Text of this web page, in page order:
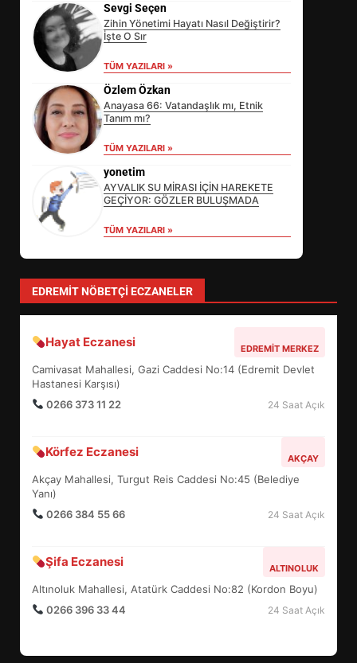
Sevgi Seçen
Zihin Yönetimi Hayatı Nasıl Değiştirir?
İşte O Sır
TÜM YAZILARI »
Özlem Özkan
Anayasa 66: Vatandaşlık mı, Etnik
Tanım mı?
TÜM YAZILARI »
yonetim
AYVALIK SU MİRASI İÇİN HAREKETE
GEÇİYOR: GÖZLER BULUŞMADA
TÜM YAZILARI »
EDREMIT NÖBETÇI ECZANELER
Hayat Eczanesi EDREMIT MERKEZ
Camivasat Mahallesi, Gazi Caddesi No:14 (Edremit Devlet
Hastanesi Karşısı)
0266 373 11 22
24 Saat Açık
Körfez Eczanesi AKÇAY
Akçay Mahallesi, Turgut Reis Caddesi No:45 (Belediye
Yanı)
0266 384 55 66
24 Saat Açık
Şifa Eczanesi ALTINOLUK
Altınoluk Mahallesi, Atatürk Caddesi No:82 (Kordon Boyu)
0266 396 33 44
24 Saat Açık
SÜRDÜRÜLEBİLİRLİKTE NE
DEĞİŞECEK?
4
FİNALİNDE NE BAŞARDI?
5
BALIKESİR MÜZELERİNDE SÜRE
UZATILDI: NE DEĞİŞTİ?
6
TURNUVASI KAYITLARI NEYİ
7
YENİ YÖNETİM NASIL
ŞEKİLLENDİ?
HAREKETE GEÇİYOR: GÖZLER